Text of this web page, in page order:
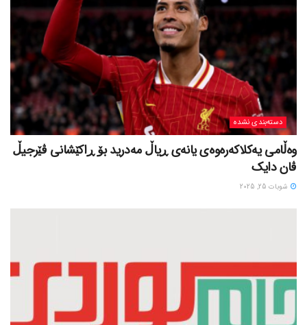
دسته‌بندی نشده
وەڵامی یەکلاکەرەوەی یانەی ڕیاڵ مەدرید بۆ ڕاکێشانی ڤێرجیڵ
ڤان دایک
شوبات 25, 2025